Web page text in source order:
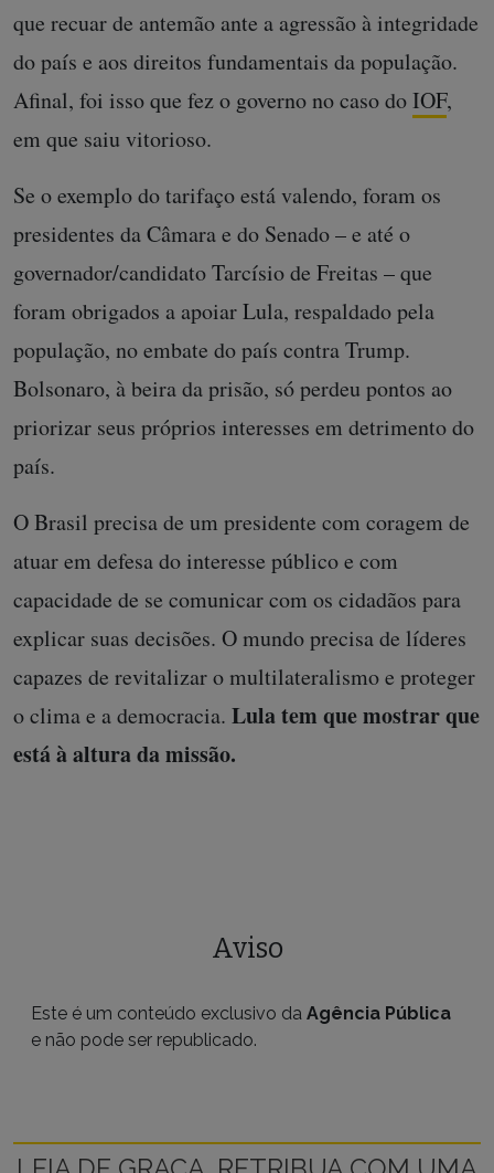
que recuar de antemão ante a agressão à integridade
do país e aos direitos fundamentais da população.
Afinal, foi isso que fez o governo no caso doIOF,
em que saiu vitorioso.
Se o exemplo do tarifaço está valendo, foram os
presidentes da Câmara e do Senado – e até o
governador/candidato Tarcísio de Freitas – que
foram obrigados a apoiar Lula, respaldado pela
população, no embate do país contra Trump.
Bolsonaro, à beira da prisão, só perdeu pontos ao
priorizar seus próprios interesses em detrimento do
país.
O Brasil precisa de um presidente com coragem de
atuar em defesa do interesse público e com
capacidade de se comunicar com os cidadãos para
explicar suas decisões. O mundo precisa de líderes
capazes de revitalizar o multilateralismo e proteger
o clima e a democracia. Lula tem que mostrar que
está à altura da missão.
Aviso
Este é um conteúdo exclusivo da Agência Pública
e não pode ser republicado.